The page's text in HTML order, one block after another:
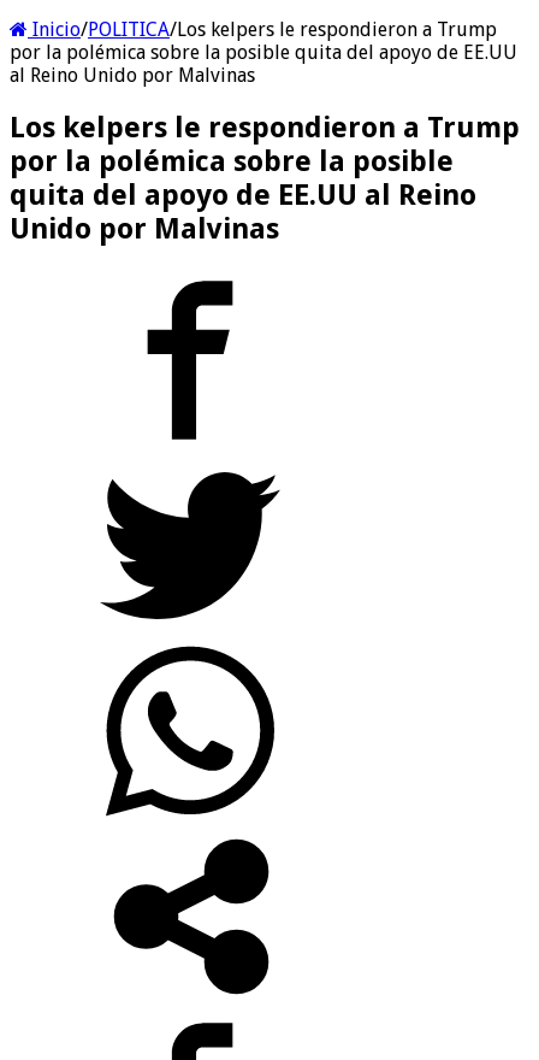
Inicio/POLITICA/Los kelpers le respondieron a Trump
por la polémica sobre la posible quita del apoyo de EE.UU
al Reino Unido por Malvinas
Los kelpers le respondieron a Trump
por la polémica sobre la posible
quita del apoyo de EE.UU al Reino
Unido por Malvinas